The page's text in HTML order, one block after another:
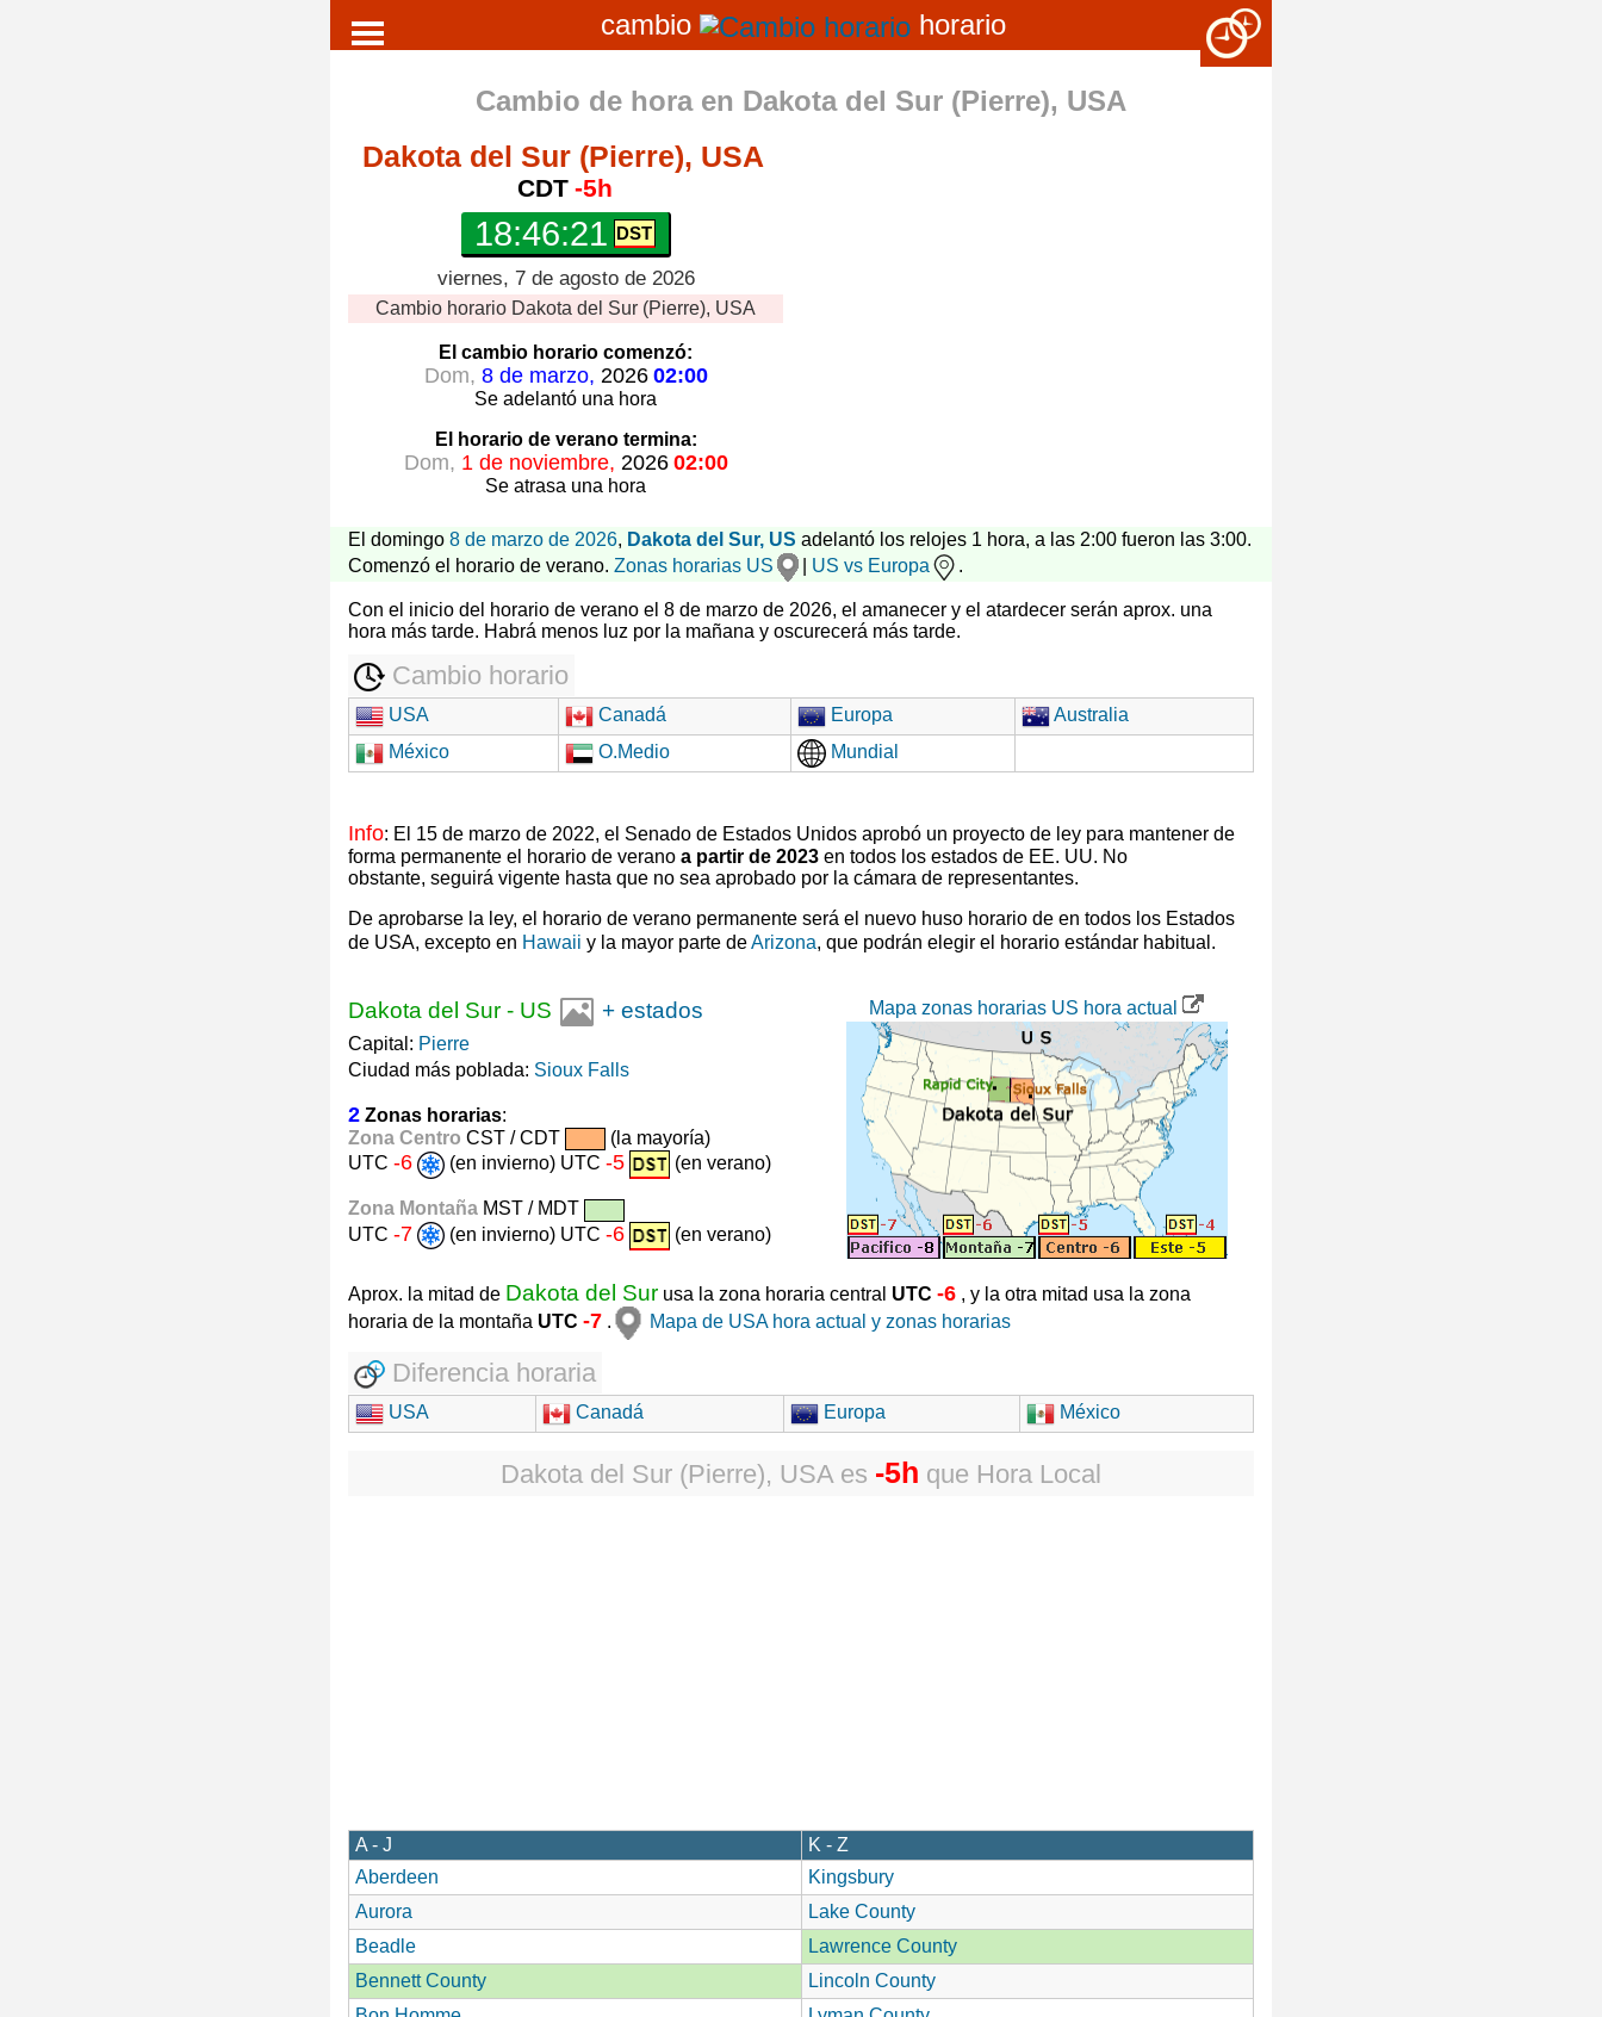
cambio horario
Cambio de hora en Dakota del Sur (Pierre), USA
Dakota del Sur (Pierre), USA
CDT -5h
18:46:22
viernes, 7 de agosto de 2026
Cambio horario Dakota del Sur (Pierre), USA
El cambio horario comenzó:
Dom, 8 de marzo, 2026 02:00
Se adelantó una hora
El horario de veranotermina:
Dom, 1 de noviembre, 2026 02:00
Se atrasa una hora
El domingo 8 de marzo de 2026, Dakota del Sur, US adelantó los relojes 1 hora, a las 2:00 fueron las 3:00.
Comenzó el horario de verano. Zonas horarias US US vs Europa .
Con el inicio del horario de verano el 8 de marzo de 2026, el amanecer y el atardecer serán aprox. una
hora más tarde. Habrá menos luz por la mañana y oscurecerá más tarde.
Cambio horario
USA Canadá Europa
Australia
México
O.Medio Mundial
Info: El 15 de marzo de 2022, el Senado de Estados Unidos aprobó un proyecto de ley para mantener de
forma permanente el horario de verano a partir de 2023 en todos los estados de EE. UU. No
obstante, seguirá vigente hasta que no sea aprobado por la cámara de representantes.
De aprobarse la ley, el horario de verano permanente será el nuevo huso horario de en todos los Estados
de USA, excepto en Hawaii y la mayor parte deArizona, que podrán elegir el horario estándar habitual.
Dakota del Sur - US + estados
Capital: Pierre
Ciudad más poblada: Sioux Falls
2 Zonas horarias:
Zona Centro CST / CDT
(la mayoría)
UTC -6 (en invierno) UTC -5 (en verano)
Zona Montaña MST / MDT
UTC -7 (en invierno) UTC -6 (en verano)
Mapa zonas horarias US hora actual
Aprox. la mitad de Dakota del Sur usa la zona horaria central UTC -6 , y la otra mitad usa la zona
horaria de la montaña UTC -7 . Mapa de USA hora actual y zonas horarias
Diferencia horaria
USA Canadá Europa México
Dakota del Sur (Pierre), USA es -5h que Hora Local
A - J
K - Z
Aberdeen
Kingsbury
Aurora
Lake County
Beadle
Lawrence County
Bennett County
Lincoln County